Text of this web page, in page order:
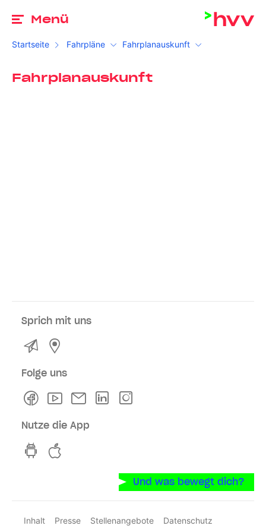
Menü
Startseite Fahrpläne Fahrplanauskunft
Fahrplanauskunft
Sprich mit uns
Kontakt
Folge uns
FacebookYoutubeNewsletterLinkedln
Nutze die App
hvv switch App auf GooglePlay
Und was bewegt dich?
Inhalt Presse Stellenangebote
Datenschutz